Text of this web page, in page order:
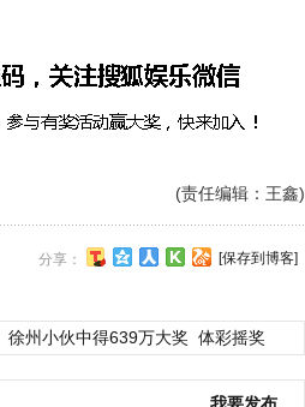
(责任编辑：王鑫)
分享： [保存到博客]
徐州小伙中得639万大奖 体彩摇奖